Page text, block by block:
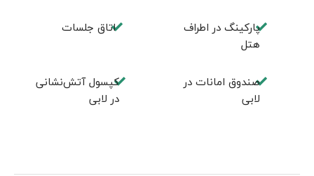
پارکینگ در اطراف
هتل
اتاق جلسات
صندوق امانات در
لابی
کپسول آتش‌نشانی
در لابی